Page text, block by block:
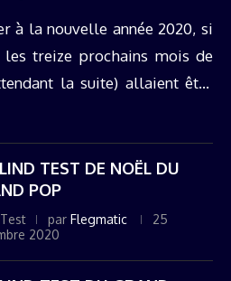
à la nouvelle année 2020, si
treize prochains mois de
la suite) allaient être
TEST DE NOËL DU
POP
par Flegmatic
25
2020